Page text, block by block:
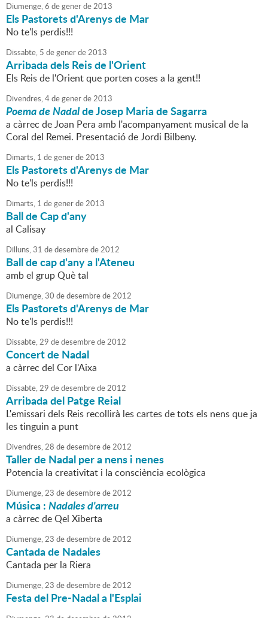
Diumenge,6 degenerde2013
Els Pastorets d'Arenys de Mar
No te'ls perdis!!!
Dissabte, 5 degenerde2013
Arribada dels Reis de l'Orient
Els Reis de l'Orient que porten coses a la gent!!
Divendres,4degenerde2013
Poema de Nadalde Josep Maria de Sagarra
a càrrec de Joan Pera amb l'acompanyament musical de la
Coral del Remei. Presentació de Jordi Bilbeny.
Dimarts, 1 degenerde2013
Els Pastorets d'Arenys de Mar
No te'ls perdis!!!
Dimarts, 1 degenerde2013
Ball de Cap d'any
al Calisay
Dilluns,31 dedesembrede2012
Ball de cap d'any a l'Ateneu
amb el grup Què tal
Diumenge,30 dedesembrede2012
Els Pastorets d'Arenys de Mar
No te'ls perdis!!!
Dissabte,29 dedesembrede2012
Concert de Nadal
a càrrec del Cor l'Aixa
Dissabte,29 dedesembrede2012
Arribada del Patge Reial
L'emissari dels Reis recollirà les cartes de tots els nens que ja
les tinguin a punt
Divendres,28 dedesembrede2012
Taller de Nadal per a nens i nenes
Potencia la creativitat i la consciència ecològica
Diumenge,23 dedesembrede2012
Música :Nadales d'arreu
a càrrec de Qel Xiberta
Diumenge,23 dedesembrede2012
Cantada de Nadales
Cantada per la Riera
Diumenge,23 dedesembrede2012
Festa del Pre-Nadal a l'Esplai